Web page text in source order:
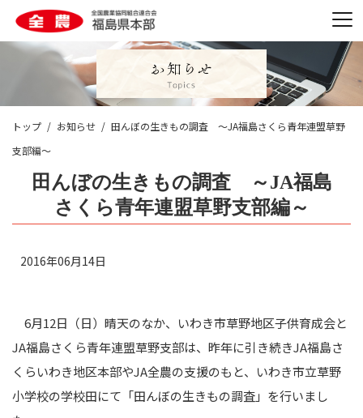
トップ お知らせ
田んぼの生きもの調査 ～JA福島さくら青年連盟草野
支部編～
田んぼの生きもの調査 ～JA福島
さくら青年連盟草野支部編～
2016年06月14日
6月12日（日）晴天のなか、いわき市草野地区子供育成会と
JA福島さくら青年連盟草野支部は、昨年に引き続きJA福島さ
くらいわき地区本部やJA全農の支援のもと、いわき市立草野
小学校の学校田にて「田んぼの生きもの調査」を行いまし